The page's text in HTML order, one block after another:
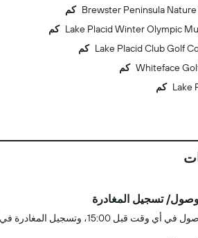
Brewster Peninsula Nature
Lake Placid Winter Olympic
Lake Placid Club Golf
Whiteface
Lake
تسجيل المغادرة
15:00، وتسجيل المغادرة في أي وقت قبل 11:00